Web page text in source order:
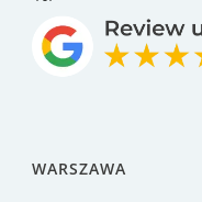
WARSZAWA